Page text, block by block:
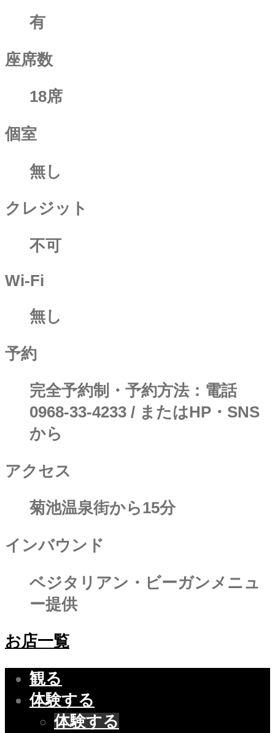
有
座席数
18席
個室
無し
クレジット
不可
Wi-Fi
無し
予約
完全予約制・予約方法：電話
0968-33-4233 / またはHP・SNS
から
アクセス
菊池温泉街から15分
インバウンド
ベジタリアン・ビーガンメニュ
ー提供
お店一覧
観る
体験する
体験する